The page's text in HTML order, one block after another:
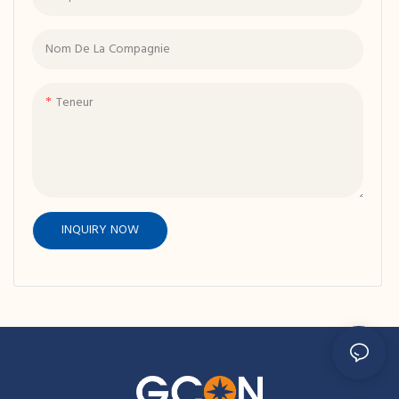
Nom De La Compagnie
Teneur
INQUIRY NOW